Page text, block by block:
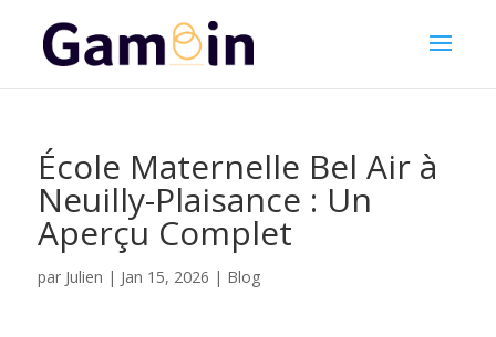
École Maternelle Bel Air à
Neuilly-Plaisance : Un
Aperçu Complet
par Julien | Jan 15, 2026 | Blog